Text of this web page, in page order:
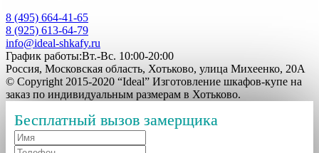
8 (495) 664-41-65
8 (925) 613-64-79
info@ideal-shkafy.ru
График работы:Вт.-Вс. 10:00-20:00
Россия, Московская область, Хотьково, улица Михеенко, 20А
© Copyright 2015-2020 “Ideal” Изготовление шкафов-купе на
заказ по индивидуальным размерам в Хотьково.
Бесплатный вызов замерщика